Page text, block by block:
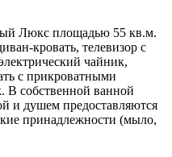
Люкс площадью 55 кв.м.
кровать, телевизор с
чайник,
с прикроватными
В собственной ванной
и душем предоставляются
принадлежности (мыло,